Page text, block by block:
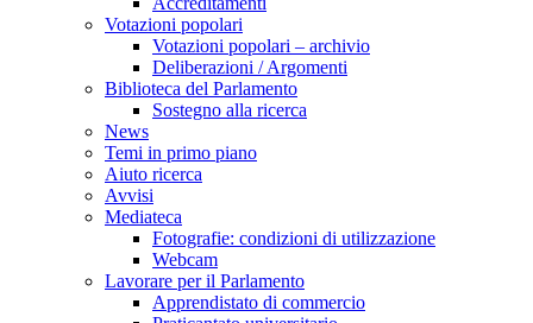
Votazioni popolari
Votazioni popolari – archivio
Deliberazioni / Argomenti
Biblioteca del Parlamento
Sostegno alla ricerca
News
Temi in primo piano
Aiuto ricerca
Avvisi
Mediateca
Fotografie: condizioni di utilizzazione
Webcam
Lavorare per il Parlamento
Apprendistato di commercio